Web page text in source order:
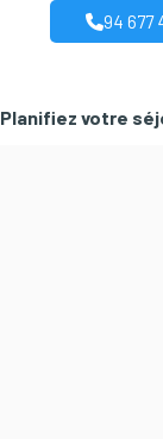
94 677
Planifiez votre